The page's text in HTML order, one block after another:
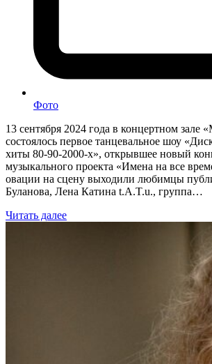
Фото
13 сентября 2024 года в концертном зале
состоялось первое танцевальное шоу
хиты 80-90-2000-х», открывшее новый
музыкального проекта «Имена на все
овации на сцену выходили любимцы
Буланова, Лена Катина t.A.T.u., группа…
Читать далее